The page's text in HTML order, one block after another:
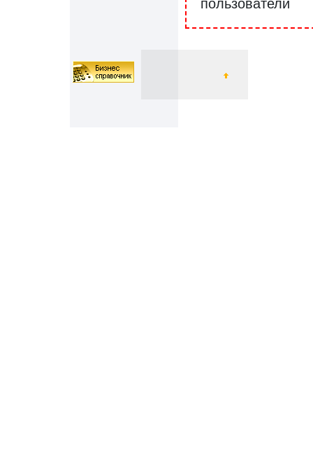
пользователи